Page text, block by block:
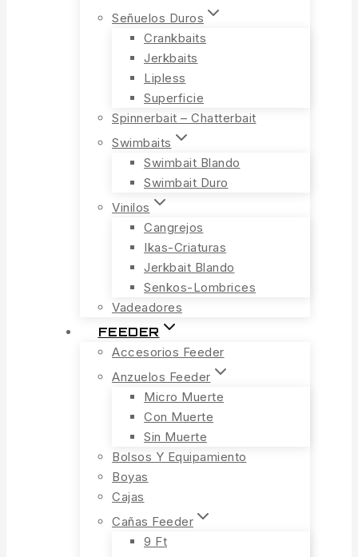
Señuelos Duros
Crankbaits
Jerkbaits
Lipless
Superficie
Spinnerbait – Chatterbait
Swimbaits
Swimbait Blando
Swimbait Duro
Vinilos
Cangrejos
Ikas-Criaturas
Jerkbait Blando
Senkos-Lombrices
Vadeadores
FEEDER
Accesorios Feeder
Anzuelos Feeder
Micro Muerte
Con Muerte
Sin Muerte
Bolsos Y Equipamiento
Boyas
Cajas
Cañas Feeder
9 Ft